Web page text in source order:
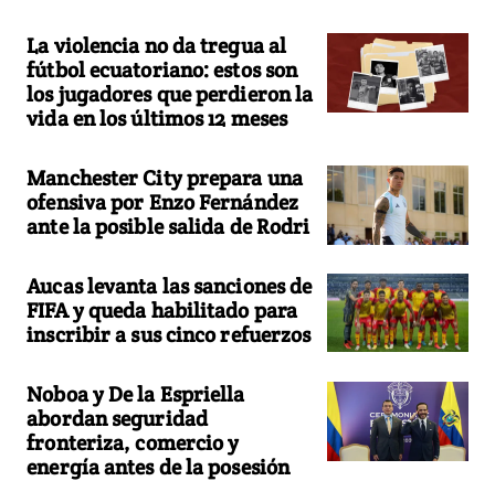
La violencia no da tregua al
fútbol ecuatoriano: estos son
los jugadores que perdieron la
vida en los últimos 12 meses
Manchester City prepara una
ofensiva por Enzo Fernández
ante la posible salida de Rodri
Aucas levanta las sanciones de
FIFA y queda habilitado para
inscribir a sus cinco refuerzos
Noboa y De la Espriella
abordan seguridad
fronteriza, comercio y
energía antes de la posesión